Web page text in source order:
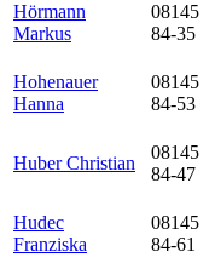
Hörmann
Markus
08145
84-35
Hohenauer
Hanna
08145
84-53
Huber Christian
08145
84-47
Hudec
Franziska
08145
84-61